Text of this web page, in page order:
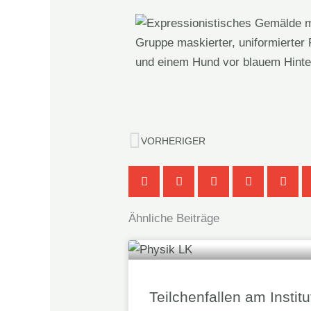
Zurück
VORHERIGER
Ähnliche Beiträge
Teilchenfallen am